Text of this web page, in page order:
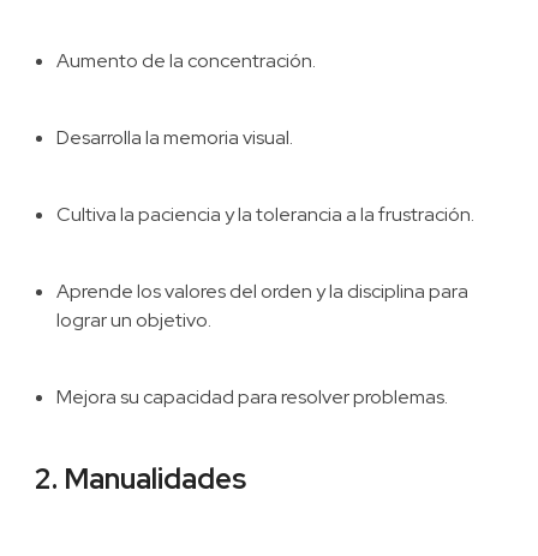
Aumento de la concentración.
Desarrolla la memoria visual.
Cultiva la paciencia y la tolerancia a la frustración.
Aprende los valores del orden y la disciplina para
lograr un objetivo.
Mejora su capacidad para resolver problemas.
2. Manualidades